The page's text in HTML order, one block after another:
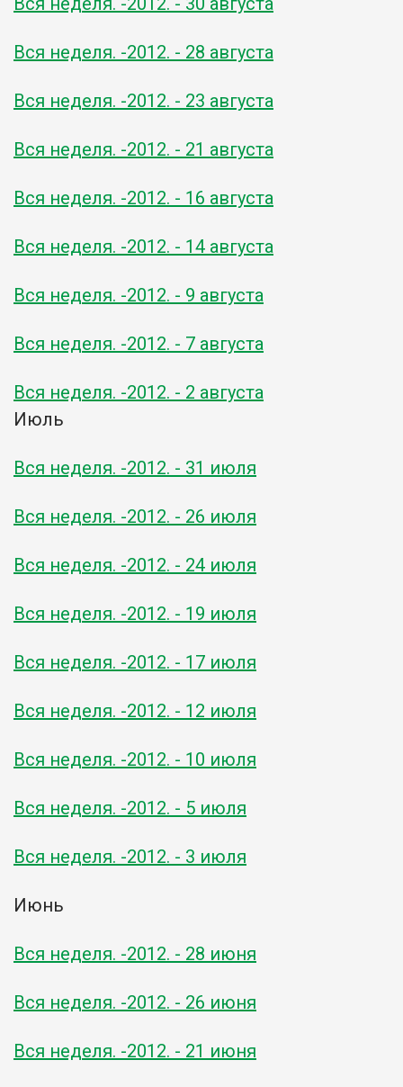
Вся неделя. -2012. - 28 августа
Вся неделя. -2012. - 23 августа
Вся неделя. -2012. - 21 августа
Вся неделя. -2012. - 16 августа
Вся неделя. -2012. - 14 августа
Вся неделя. -2012. - 9 августа
Вся неделя. -2012. - 7 августа
Вся неделя. -2012. - 2 августа
Июль
Вся неделя. -2012. - 31 июля
Вся неделя. -2012. - 26 июля
Вся неделя. -2012. - 24 июля
Вся неделя. -2012. - 19 июля
Вся неделя. -2012. - 17 июля
Вся неделя. -2012. - 12 июля
Вся неделя. -2012. - 10 июля
Вся неделя. -2012. - 5 июля
Вся неделя. -2012. - 3 июля
Июнь
Вся неделя. -2012. - 28 июня
Вся неделя. -2012. - 26 июня
Вся неделя. -2012. - 21 июня